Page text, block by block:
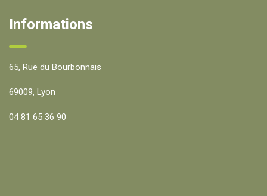
Informations
65, Rue du Bourbonnais
69009, Lyon
04 81 65 36 90